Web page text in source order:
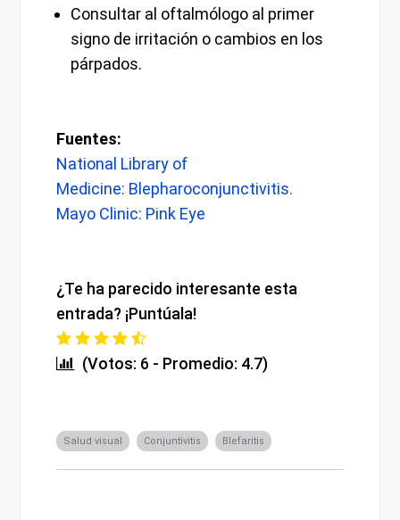
Consultar al oftalmólogo al primer
signo de irritación o cambios en los
párpados.
Fuentes:
National Library of
Medicine: Blepharoconjunctivitis.
Mayo Clinic: Pink Eye
¿Te ha parecido interesante esta
entrada? ¡Puntúala!
(Votos: 6 - Promedio: 4.7)
Salud visual Conjuntivitis Blefaritis